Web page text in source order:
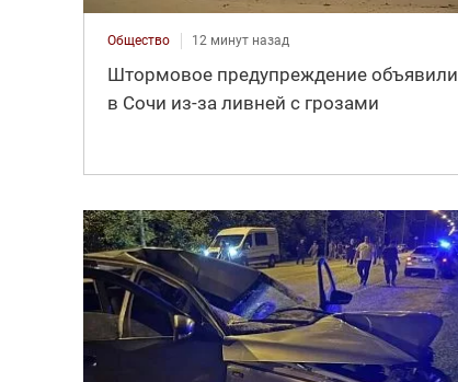
Общество 12 минут назад
Штормовое предупреждение объявили
в Сочи из-за ливней с грозами